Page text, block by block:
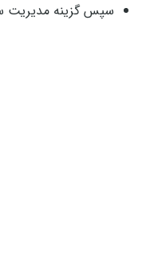
سپس گزینه مدیریت